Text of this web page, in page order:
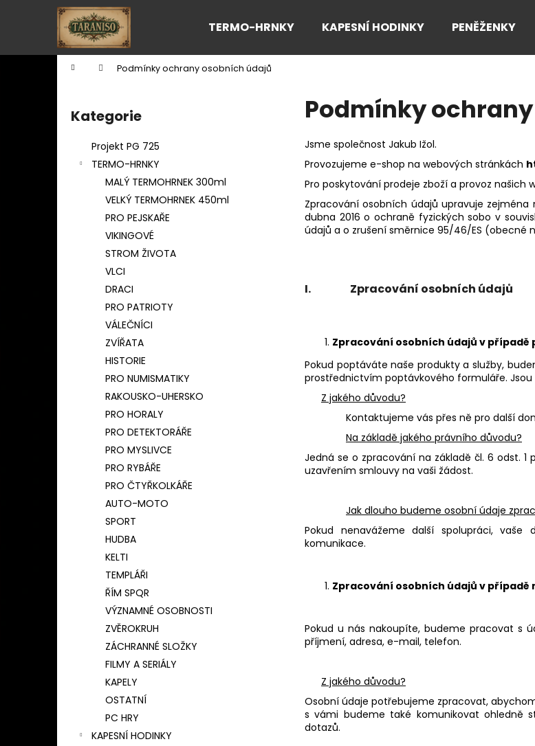
TERMO-HRNKY KAPESNÍ HODINKY PENĚŽENKY
Domů Podmínky ochrany osobních údajů
Přeskočit
kategorie
Kategorie
Projekt PG 725
TERMO-HRNKY
MALÝ TERMOHRNEK 300ml
VELKÝ TERMOHRNEK 450ml
PRO PEJSKAŘE
VIKINGOVÉ
STROM ŽIVOTA
VLCI
DRACI
PRO PATRIOTY
VÁLEČNÍCI
ZVÍŘATA
HISTORIE
PRO NUMISMATIKY
RAKOUSKO-UHERSKO
PRO HORALY
PRO DETEKTORÁŘE
PRO MYSLIVCE
PRO RYBÁŘE
PRO ČTYŘKOLKÁŘE
AUTO-MOTO
SPORT
HUDBA
KELTI
TEMPLÁŘI
ŘÍM SPQR
VÝZNAMNÉ OSOBNOSTI
ZVĚROKRUH
ZÁCHRANNÉ SLOŽKY
FILMY A SERIÁLY
KAPELY
OSTATNÍ
PC HRY
KAPESNÍ HODINKY
Podmínky
Jsme společnost Jakub Ižol.
Provozujeme e-shop na webových stránkách
Pro poskytování prodeje zboží a provoz
Zpracování osobních údajů upravuje zejména
dubna 2016 o ochraně fyzických sobo v
údajů a o zrušení směrnice 95/46/ES (obecné
I. Zpracování osobních údajů
Zpracování osobních údajů v
Pokud poptáváte naše produkty a služby,
prostřednictvím poptávkového formuláře.
Z jakého důvodu?
Kontaktujeme vás přes ně pro další
Na základě jakého právního důvodu?
Jedná se o zpracování na základě čl. 6 odst.
uzavřením smlouvy na vaši žádost.
Jak dlouho budeme osobní údaje
Pokud nenavážeme další spolupráci,
komunikace.
Zpracování osobních údajů v případě
Pokud u nás nakoupíte, budeme pracovat s
příjmení, adresa, e-mail, telefon.
Z jakého důvodu?
Osobní údaje potřebujeme zpracovat,
s vámi budeme také komunikovat ohledně
dotazů.
í
Zpět
do
Zpět
do
HLEDAT
Doporučujeme
BAMBUSOVÝ TERMOHRNEK 450ML
ČESKÝ LEV
590 Kč
490 Kč
Původně: